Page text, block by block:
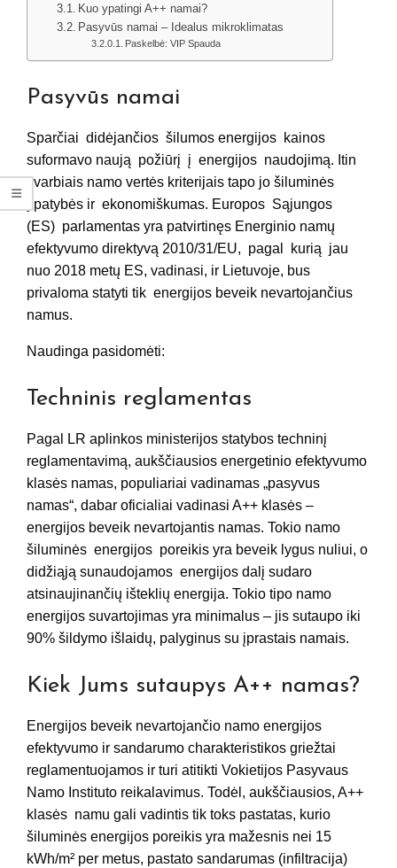
Kuo ypatingi A++ namai?
Pasyvūs namai – Idealus mikroklimatas
Paskelbė: VIP Spauda
Pasyvūs namai
Sparčiai didėjančios šilumos energijos kainos
suformavo naują požiūrį į energijos naudojimą. Itin
svarbiais namo vertės kriterijais tapo jo šiluminės
ypatybės ir ekonomiškumas. Europos Sąjungos
(ES) parlamentas yra patvirtinęs Energinio namų
efektyvumo direktyvą 2010/31/EU, pagal kurią jau
nuo 2018 metų ES, vadinasi, ir Lietuvoje, bus
privaloma statyti tik energijos beveik nevartojančius
namus.
Naudinga pasidomėti:
Techninis reglamentas
Pagal LR aplinkos ministerijos statybos techninį
reglamentavimą, aukščiausios energetinio efektyvumo
klasės namas, populiariai vadinamas „pasyvus
namas“, dabar oficialiai vadinasi A++ klasės –
energijos beveik nevartojantis namas. Tokio namo
šiluminės energijos poreikis yra beveik lygus nuliui, o
didžiąją sunaudojamos energijos dalį sudaro
atsinaujinančių išteklių energija. Tokio tipo namo
energijos suvartojimas yra minimalus – jis sutaupo iki
90% šildymo išlaidų, palyginus su įprastais namais.
Kiek Jums sutaupys A++ namas?
Energijos beveik nevartojančio namo energijos
efektyvumo ir sandarumo charakteristikos griežtai
reglamentuojamos ir turi atitikti Vokietijos Pasyvaus
Namo Instituto reikalavimus. Todėl, aukščiausios, A++
klasės namu gali vadintis tik toks pastatas, kurio
šiluminės energijos poreikis yra mažesnis nei 15
kWh/m² per metus, pastato sandarumas (infiltracija)